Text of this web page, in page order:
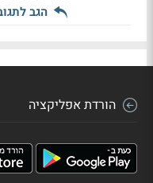
הגב
הורדת אפליקציה